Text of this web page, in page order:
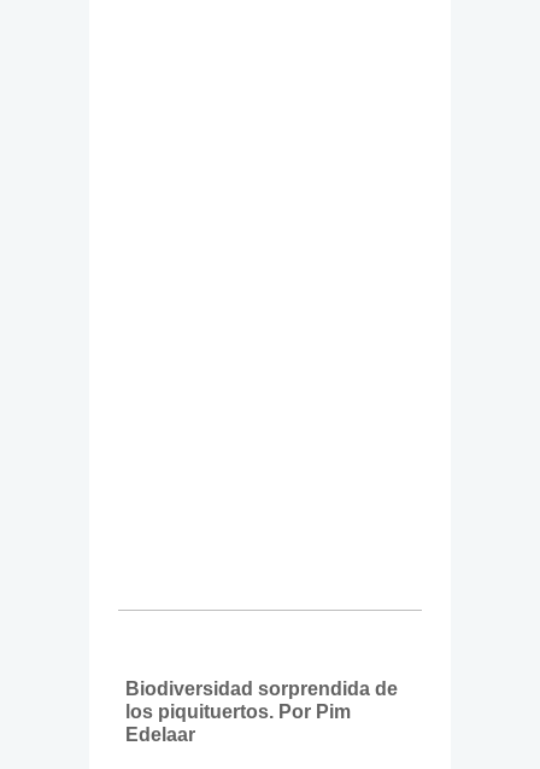
Biodiversidad sorprendida de
los piquituertos. Por Pim
Edelaar